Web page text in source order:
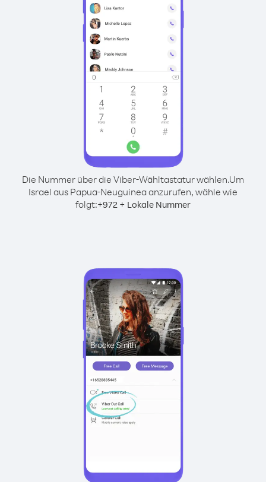
Die Nummer über die Viber-Wähltastatur wählen.Um
Israel aus Papua-Neuguinea anzurufen, wähle wie
folgt:+972 + Lokale Nummer